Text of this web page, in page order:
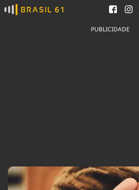
Ver todas as notícias
Agronegócios
Comportamento
PUBLICIDADE